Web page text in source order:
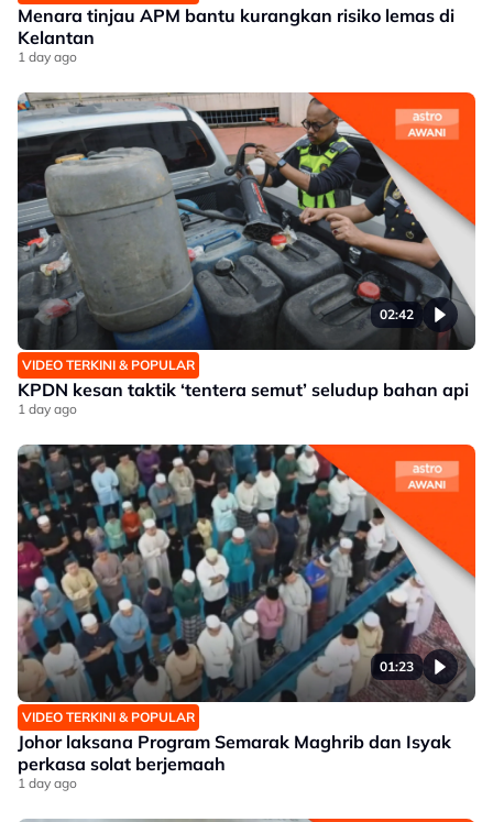
Menara tinjau APM bantu kurangkan risiko lemas di
Kelantan
1 day ago
02:42
VIDEO TERKINI & POPULAR
KPDN kesan taktik ‘tentera semut’ seludup bahan api
1 day ago
01:23
VIDEO TERKINI & POPULAR
Johor laksana Program Semarak Maghrib dan Isyak
perkasa solat berjemaah
1 day ago